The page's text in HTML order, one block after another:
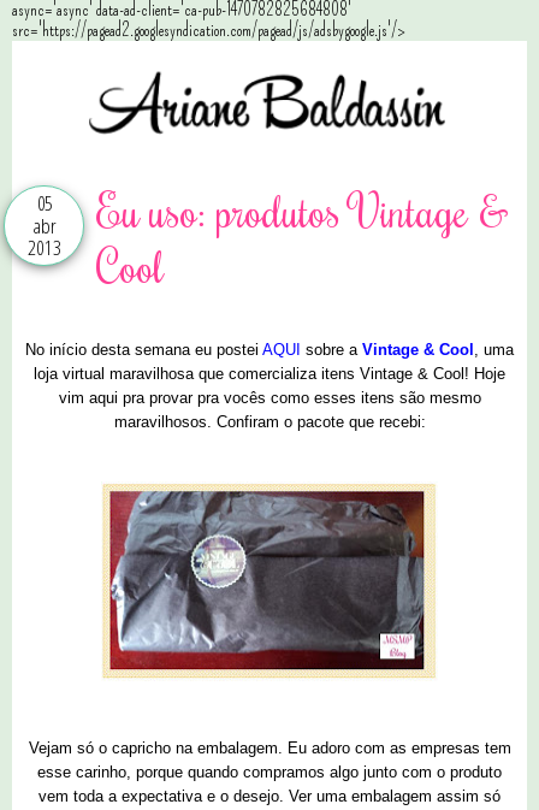
async='async' data-ad-client='ca-pub-1470782825684808'
src='https://pagead2.googlesyndication.com/pagead/js/adsbygoogle.js'/>
05
abr
2013
Eu uso: produtos Vintage &
Cool
No início desta semana eu postei AQUI sobre a Vintage & Cool , uma
loja virtual maravilhosa que comercializa itens Vintage & Cool! Hoje
vim aqui pra provar pra vocês como esses itens são mesmo
maravilhosos. Confiram o pacote que recebi:
Vejam só o capricho na embalagem. Eu adoro com as empresas tem
esse carinho, porque quando compramos algo junto com o produto
vem toda a expectativa e o desejo. Ver uma embalagem assim só